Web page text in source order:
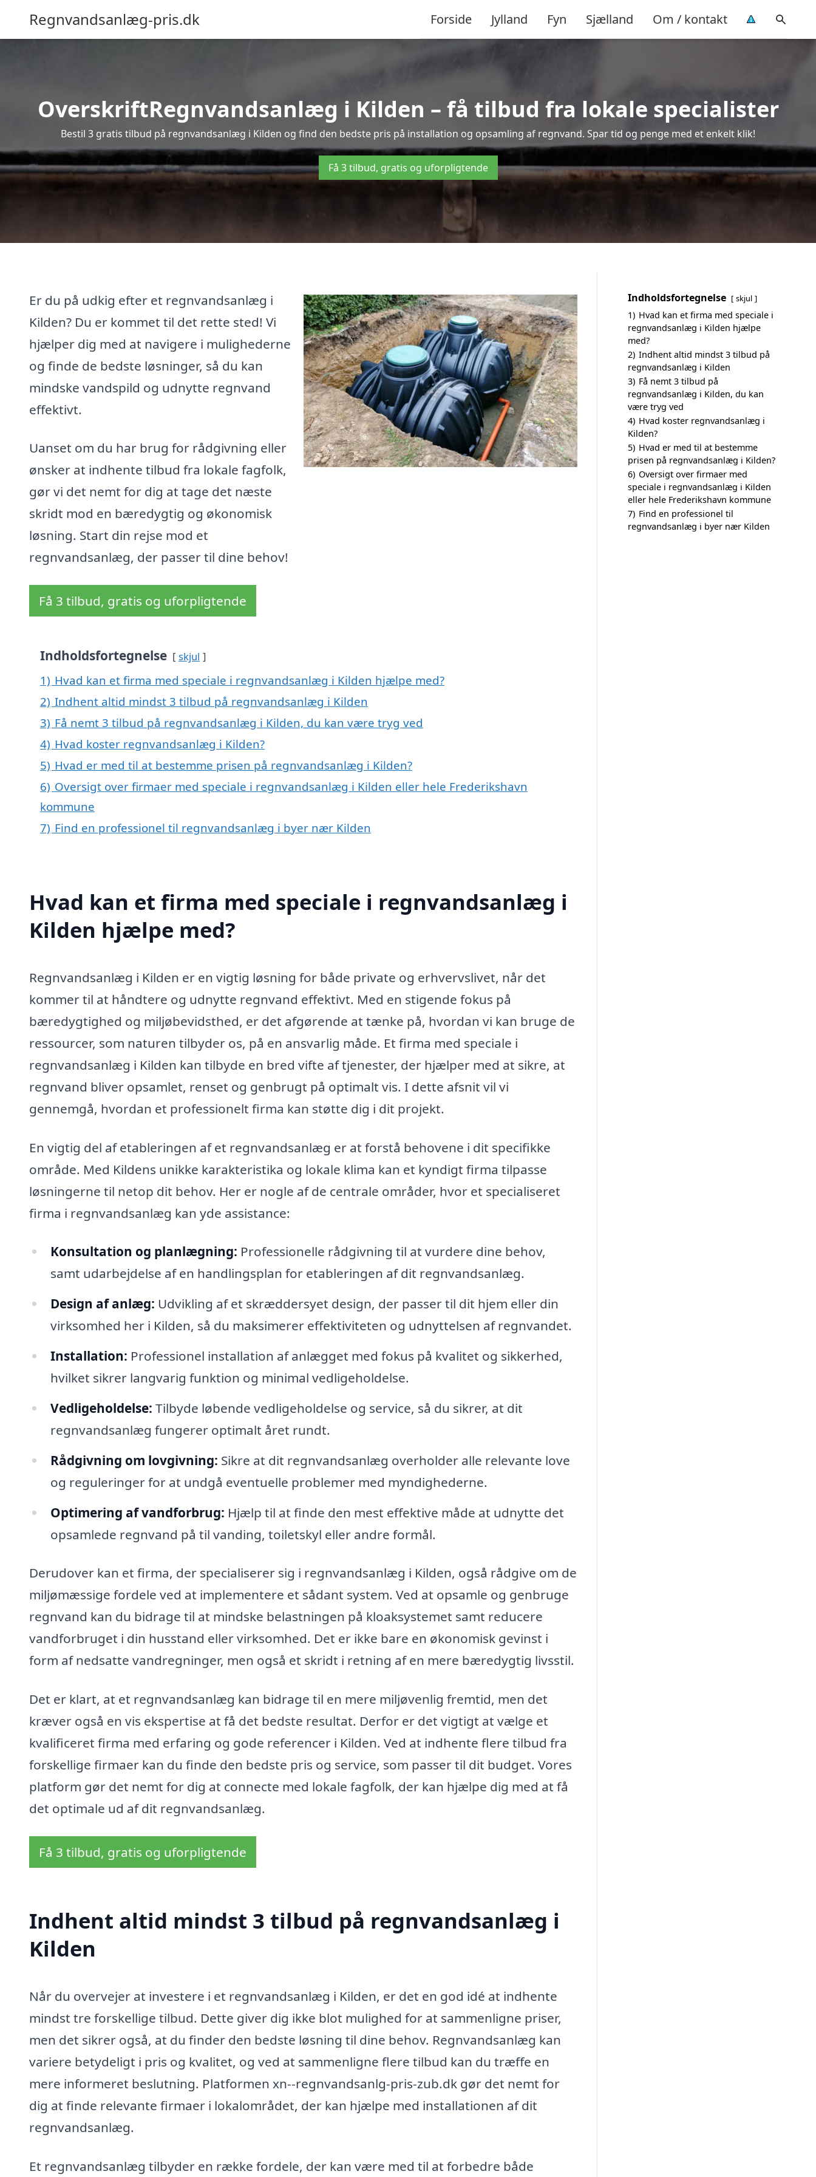
Regnvandsanlæg-pris.dk Forside Jylland Fyn Sjælland Om / kontakt
OverskriftRegnvandsanlæg i Kilden – få tilbud fra lokale specialister
Bestil 3 gratis tilbud på regnvandsanlæg i Kilden og find den bedste pris på installation og opsamling af regnvand. Spar tid og penge med et enkelt klik!
Få 3 tilbud, gratis og uforpligtende
Er du på udkig efter et regnvandsanlæg i
Kilden? Du er kommet til det rette sted! Vi
hjælper dig med at navigere i mulighederne
og finde de bedste løsninger, så du kan
mindske vandspild og udnytte regnvand
effektivt.
Uanset om du har brug for rådgivning eller
ønsker at indhente tilbud fra lokale fagfolk,
gør vi det nemt for dig at tage det næste
skridt mod en bæredygtig og økonomisk
løsning. Start din rejse mod et
regnvandsanlæg, der passer til dine behov!
Få 3 tilbud, gratis og uforpligtende
Indholdsfortegnelse skjul
1) Hvad kan et firma med speciale i regnvandsanlæg i Kilden hjælpe med?
2) Indhent altid mindst 3 tilbud på regnvandsanlæg i Kilden
3) Få nemt 3 tilbud på regnvandsanlæg i Kilden, du kan være tryg ved
4) Hvad koster regnvandsanlæg i Kilden?
5) Hvad er med til at bestemme prisen på regnvandsanlæg i Kilden?
6) Oversigt over firmaer med speciale i regnvandsanlæg i Kilden eller hele Frederikshavn
kommune
7) Find en professionel til regnvandsanlæg i byer nær Kilden
Hvad kan et firma med speciale i regnvandsanlæg i
Kilden hjælpe med?
Regnvandsanlæg i Kilden er en vigtig løsning for både private og erhvervslivet, når det
kommer til at håndtere og udnytte regnvand effektivt. Med en stigende fokus på
bæredygtighed og miljøbevidsthed, er det afgørende at tænke på, hvordan vi kan bruge de
ressourcer, som naturen tilbyder os, på en ansvarlig måde. Et firma med speciale i
regnvandsanlæg i Kilden kan tilbyde en bred vifte af tjenester, der hjælper med at sikre, at
regnvand bliver opsamlet, renset og genbrugt på optimalt vis. I dette afsnit vil vi
gennemgå, hvordan et professionelt firma kan støtte dig i dit projekt.
En vigtig del af etableringen af et regnvandsanlæg er at forstå behovene i dit specifikke
område. Med Kildens unikke karakteristika og lokale klima kan et kyndigt firma tilpasse
løsningerne til netop dit behov. Her er nogle af de centrale områder, hvor et specialiseret
firma i regnvandsanlæg kan yde assistance:
Konsultation og planlægning: Professionelle rådgivning til at vurdere dine behov,
samt udarbejdelse af en handlingsplan for etableringen af dit regnvandsanlæg.
Design af anlæg: Udvikling af et skræddersyet design, der passer til dit hjem eller din
virksomhed her i Kilden, så du maksimerer effektiviteten og udnyttelsen af regnvandet.
Installation: Professionel installation af anlægget med fokus på kvalitet og sikkerhed,
hvilket sikrer langvarig funktion og minimal vedligeholdelse.
Vedligeholdelse: Tilbyde løbende vedligeholdelse og service, så du sikrer, at dit
regnvandsanlæg fungerer optimalt året rundt.
Rådgivning om lovgivning: Sikre at dit regnvandsanlæg overholder alle relevante love
og reguleringer for at undgå eventuelle problemer med myndighederne.
Optimering af vandforbrug: Hjælp til at finde den mest effektive måde at udnytte det
opsamlede regnvand på til vanding, toiletskyl eller andre formål.
Derudover kan et firma, der specialiserer sig i regnvandsanlæg i Kilden, også rådgive om de
miljømæssige fordele ved at implementere et sådant system. Ved at opsamle og genbruge
regnvand kan du bidrage til at mindske belastningen på kloaksystemet samt reducere
vandforbruget i din husstand eller virksomhed. Det er ikke bare en økonomisk gevinst i
form af nedsatte vandregninger, men også et skridt i retning af en mere bæredygtig livsstil.
Det er klart, at et regnvandsanlæg kan bidrage til en mere miljøvenlig fremtid, men det
kræver også en vis ekspertise at få det bedste resultat. Derfor er det vigtigt at vælge et
kvalificeret firma med erfaring og gode referencer i Kilden. Ved at indhente flere tilbud fra
forskellige firmaer kan du finde den bedste pris og service, som passer til dit budget. Vores
platform gør det nemt for dig at connecte med lokale fagfolk, der kan hjælpe dig med at få
det optimale ud af dit regnvandsanlæg.
Få 3 tilbud, gratis og uforpligtende
Indhent altid mindst 3 tilbud på regnvandsanlæg i
Kilden
Når du overvejer at investere i et regnvandsanlæg i Kilden, er det en god idé at indhente
mindst tre forskellige tilbud. Dette giver dig ikke blot mulighed for at sammenligne priser,
men det sikrer også, at du finder den bedste løsning til dine behov. Regnvandsanlæg kan
variere betydeligt i pris og kvalitet, og ved at sammenligne flere tilbud kan du træffe en
mere informeret beslutning. Platformen xn--regnvandsanlg-pris-zub.dk gør det nemt for
dig at finde relevante firmaer i lokalområdet, der kan hjælpe med installationen af dit
regnvandsanlæg.
Et regnvandsanlæg tilbyder en række fordele, der kan være med til at forbedre både
Indholdsfortegnelse skjul
1) Hvad kan et firma med speciale i
regnvandsanlæg i Kilden hjælpe
med?
2) Indhent altid mindst 3 tilbud på
regnvandsanlæg i Kilden
3) Få nemt 3 tilbud på
regnvandsanlæg i Kilden, du kan
være tryg ved
4) Hvad koster regnvandsanlæg i
Kilden?
5) Hvad er med til at bestemme
prisen på regnvandsanlæg i Kilden?
6) Oversigt over firmaer med
speciale i regnvandsanlæg i Kilden
eller hele Frederikshavn kommune
7) Find en professionel til
regnvandsanlæg i byer nær Kilden